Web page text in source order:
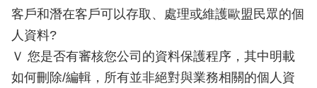
客戶和潛在客戶可以存取、處理或維護歐盟民眾的個
人資料?
Ｖ 您是否有審核您公司的資料保護程序，其中明載
如何刪除/編輯，所有並非絕對與業務相關的個人資